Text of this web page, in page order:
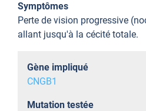
Symptômes
Perte de vision progressive
allant jusqu'à la cécité totale.
Gène impliqué
CNGB1
Mutation testée